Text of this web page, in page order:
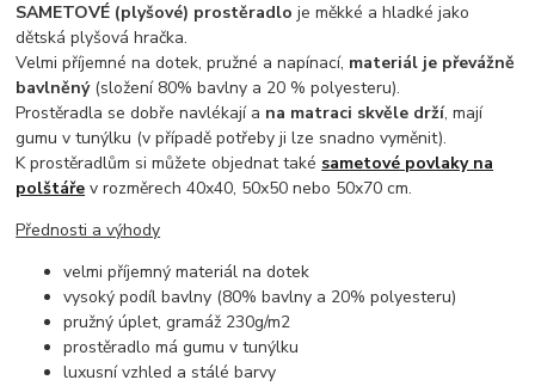
SAMETOVÉ (plyšové) prostěradlo je měkké a hladké jako
dětská plyšová hračka.
Velmi příjemné na dotek, pružné a napínací, materiál je převážně
bavlněný(složení 80% bavlny a 20 % polyesteru).
Prostěradla se dobře navlékají a na matraci skvěle drží, mají
gumu v tunýlku (v případě potřeby ji lze snadno vyměnit).
K prostěradlům si můžete objednat také sametové povlaky na
polštáře v rozměrech 40x40, 50x50 nebo 50x70 cm.
Přednosti a výhody
velmi příjemný materiál na dotek
vysoký podíl bavlny (80% bavlny a 20% polyesteru)
pružný úplet, gramáž 230g/m2
prostěradlo má gumu v tunýlku
luxusní vzhled a stálé barvy